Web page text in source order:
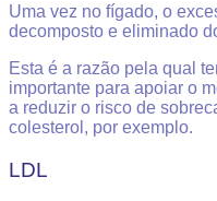
Uma vez no fígado, o
decomposto e eliminado
Esta é a razão pela qual
importante para apoiar o
a reduzir o risco de
colesterol, por exemplo.
LDL